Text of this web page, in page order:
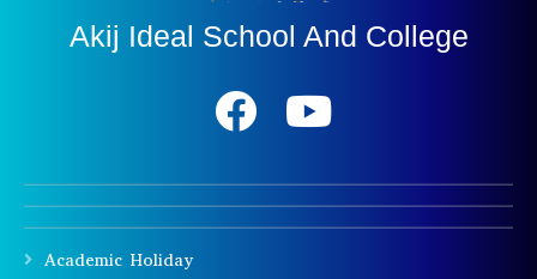
Akij Ideal School And College
Academic Holiday